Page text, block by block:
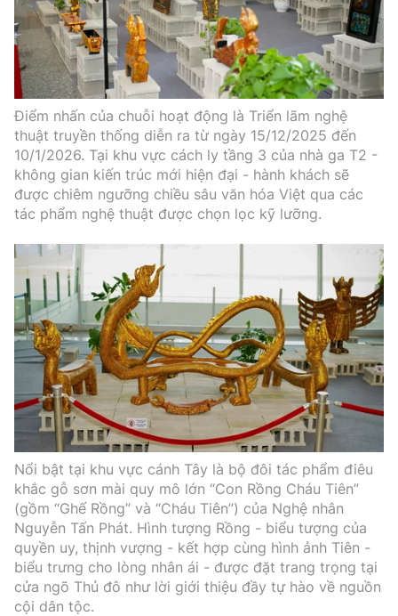
Thế giới xây dựng
Lối sống
Ẩm thực
Khám phá
Camera giao thông
Câu chuyện giao thông
Giải trí - Thể thao
Cơ quan chủ quản: Bộ Xây dựng
Giấy phép số: 03/GP-BVHTTDL, cấp ngày 1/4/2025.
Tòa soạn: Số 2 Nguyễn Công Hoan, phường Giảng Võ,
Hà Nội.
Phó Tổng biên tập:Nguyễn Sơn Tùng,
Nguyễn Đức Thắng, La Đức Hùng
Hotline:
0901 514 799
Quảng cáo và Phát hành:
0915 057 282
Email:bandoc@baoxaydung.vn
Cấm sao chép dưới mọi hình thức nếu không có sự
chấp thuận bằng văn bản.
Thông tin tòa
soạn
Điểm nhấn của chuỗi hoạt động là Triển lãm nghệ
thuật truyền thống diễn ra từ ngày 15/12/2025 đến
10/1/2026. Tại khu vực cách ly tầng 3 của nhà ga T2 -
không gian kiến trúc mới hiện đại - hành khách sẽ
được chiêm ngưỡng chiều sâu văn hóa Việt qua các
tác phẩm nghệ thuật được chọn lọc kỹ lưỡng.
Nổi bật tại khu vực cánh Tây là bộ đôi tác phẩm điêu
khắc gỗ sơn mài quy mô lớn “Con Rồng Cháu Tiên”
(gồm “Ghế Rồng” và “Cháu Tiên”) của Nghệ nhân
Nguyễn Tấn Phát. Hình tượng Rồng - biểu tượng của
quyền uy, thịnh vượng - kết hợp cùng hình ảnh Tiên -
biểu trưng cho lòng nhân ái - được đặt trang trọng tại
cửa ngõ Thủ đô như lời giới thiệu đầy tự hào về nguồn
cội dân tộc.